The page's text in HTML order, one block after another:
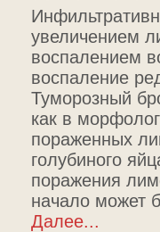
увеличением
воспалением
воспаление
Туморозный
как в
пораженных
голубиного
поражения
начало может
Далее...